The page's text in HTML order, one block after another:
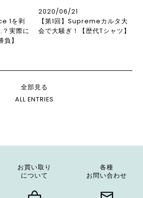
1を剥
実際に
】
2020/06/21
【第1回】Supremeカルタ大
会で大騒ぎ！【歴代Tシャツ】
全部見る
ALL ENTRIES
お買い取り
について
各種
お問い合わせ